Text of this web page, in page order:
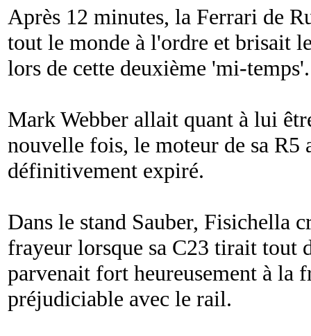
Après 12 minutes, la Ferrari de
tout le monde à l'ordre et brisait
lors de cette deuxième 'mi-temps'.
Mark Webber allait quant à lui
nouvelle fois, le moteur de sa R5
définitivement expiré.
Dans le stand Sauber, Fisichella
frayeur lorsque sa C23 tirait tout
parvenait fort heureusement à la
préjudiciable avec le rail.